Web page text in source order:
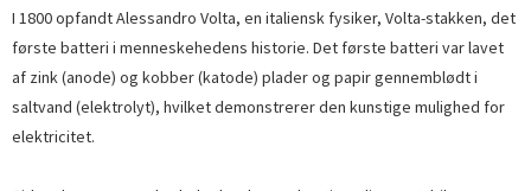
I 1800 opfandt Alessandro Volta, en italiensk fysiker, Volta-stakken, det
første batteri i menneskehedens historie. Det første batteri var lavet
af zink (anode) og kobber (katode) plader og papir gennemblødt i
saltvand (elektrolyt), hvilket demonstrerer den kunstige mulighed for
elektricitet.